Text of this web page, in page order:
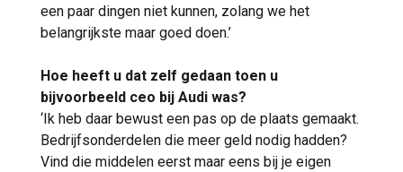
een paar dingen niet kunnen, zolang we het
belangrijkste maar goed doen.’
Hoe heeft u dat zelf gedaan toen u
bijvoorbeeld ceo bij Audi was?
‘Ik heb daar bewust een pas op de plaats gemaakt.
Bedrijfsonderdelen die meer geld nodig hadden?
Vind die middelen eerst maar eens bij je eigen